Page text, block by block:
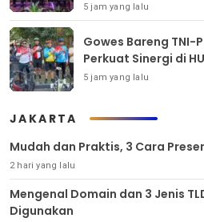
5 jam yang lalu
Gowes Bareng TNI-
Perkuat Sinergi di
5 jam yang lalu
JAKARTA
Mudah dan Praktis, 3 Cara
2 hari yang lalu
Mengenal Domain dan 3 Jenis
Digunakan